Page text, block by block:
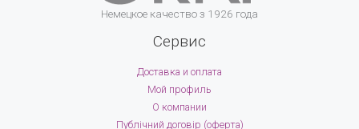
Немецкое качество з 1926 года
Сервис
Доставка и оплата
Мой профиль
О компании
Публічний договір (оферта)